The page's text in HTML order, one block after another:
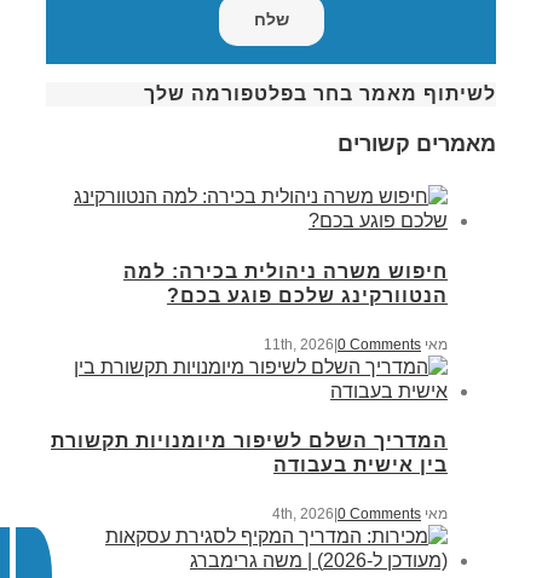
לשיתוף מאמר בחר בפלטפורמה שלך
מאמרים קשורים
חיפוש משרה ניהולית בכירה: למה
הנטוורקינג שלכם פוגע בכם?
מאי 11th, 2026 |0 Comments
המדריך השלם לשיפור מיומנויות תקשורת
בין אישית בעבודה
מאי 4th, 2026 0 Comments